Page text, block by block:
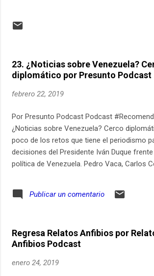
después? Invitamos a Sandra Borda,
Sara Edición: Sebastián Payán Los patrons
son: Alejandro Rivas Andrea Gómez Carlos
Quintero Daniel Restrepo Diana Giraldo El
23. ¿Noticias sobre Venezuela?
diplomático por Presunto Podcast
febrero 22, 2019
Por Presunto Podcast Podcast
¿Noticias sobre Venezuela? Cerco
poco de los retos que tiene el periodismo
decisiones del Presidente Iván Duque
política de Venezuela. Pedro Vaca, Carlos
Patrons que hicieron posible este episodio:
Andrea Gómez Carlos Beltrán Daniel
Publicar un comentario
Regresa Relatos Anfibios por
Anfibios Podcast
enero 24, 2019